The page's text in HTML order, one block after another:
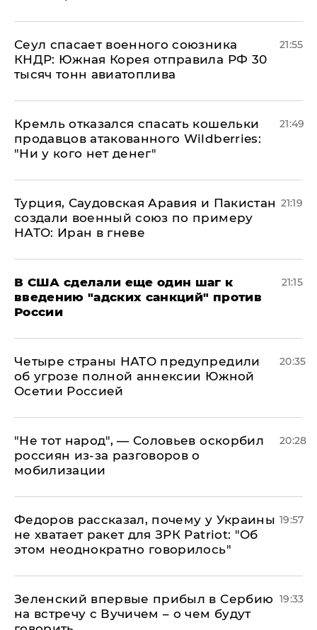
​Сеул спасает военного союзника
КНДР: Южная Корея отправила РФ 30
тысяч тонн авиатоплива
21:55
Кремль отказался спасать кошельки
продавцов атакованного Wildberries:
"Ни у кого нет денег"
21:49
Турция, Саудовская Аравия и Пакистан
создали военный союз по примеру
НАТО: Иран в гневе
21:19
В США сделали еще один шаг к
введению "адских санкций" против
России
21:15
Четыре страны НАТО предупредили
об угрозе полной аннексии Южной
Осетии Россией
20:35
​"Не тот народ", — Соловьев оскорбил
россиян из-за разговоров о
мобилизации
20:28
Федоров рассказал, почему у Украины
не хватает ракет для ЗРК Patriot: "Об
этом неоднократно говорилось"
19:57
Зеленский впервые прибыл в Сербию
на встречу с Вучичем – о чем будут
19:33